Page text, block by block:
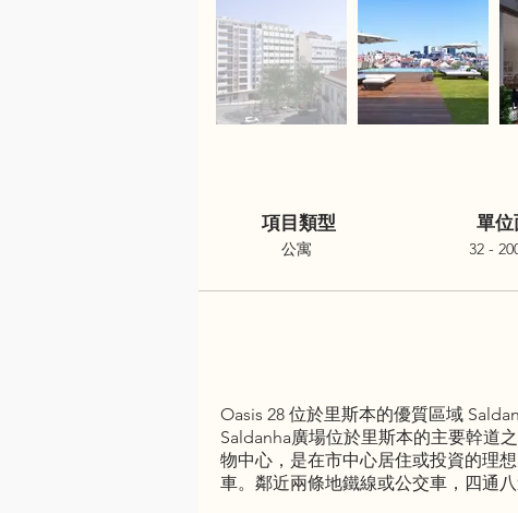
Oasis 28 位於里斯本的優質區域
Saldanha廣場位於里斯本的主要幹道
物中心，是在市中心居住或投資的理
車。鄰近兩條地鐵線或公交車，四通八
項目類型
公寓
單位
32 -